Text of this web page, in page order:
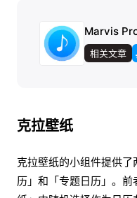
Marvis
相关文章
克拉壁纸
克拉壁纸的小组件提供
历」和「专题日历」。